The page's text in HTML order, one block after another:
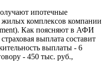
ипотечные
комплексов компании
Как поясняют в АФИ
выплата составит
выплаты - 6
- 450 тыс. руб.,